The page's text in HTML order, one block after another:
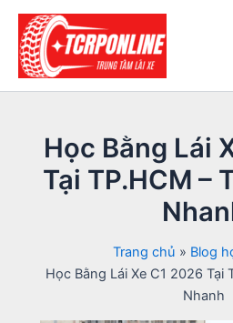
Nhảy
dung
Học Bằng Lái
Tại TP.HCM –
Trang chủ
Blog
Học Bằng Lái Xe C1 2026 Tại
Nhanh